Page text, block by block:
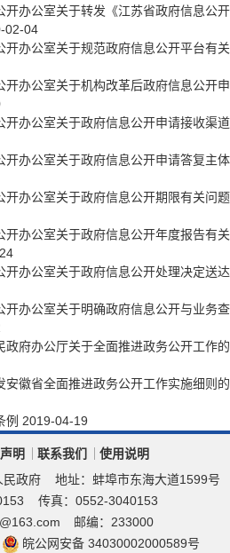
开办公室关于转发《江苏省政府信息公开
02-04
开办公室关于规范政府信息公开平台有关
开办公室关于机构改革后政府信息公开申
开办公室关于政府信息公开申请接收渠道
开办公室关于政府信息公开申请答复主体
开办公室关于政府信息公开期限有关问题
开办公室关于政府信息公开年度报告有关
开办公室关于政府信息公开处理决定送达
开办公室关于明确政府信息公开与业务查
政府办公厅关于全面推进政务公开工作的
安徽省全面推进政务公开工作实施细则的
例 2019-04-19
明 联系我们
使用说明
民政府
地址：蚌埠市东海大道1599号
传真：0552-3040153
邮编：233000
皖公网安备 34030002000589号